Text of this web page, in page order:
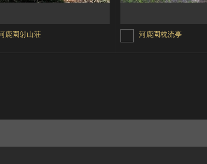
鹿園射山荘 河鹿園枕流亭